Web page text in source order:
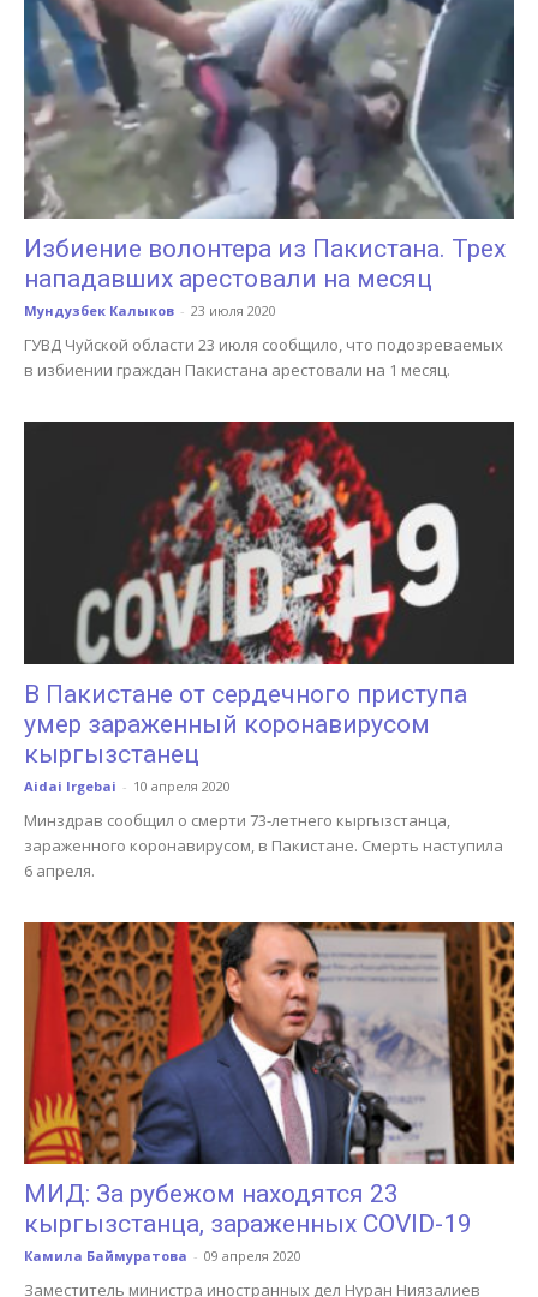
Избиение волонтера из Пакистана. Трех
нападавших арестовали на месяц
Мундузбек Калыков - 23 июля 2020
ГУВД Чуйской области 23 июля сообщило, что подозреваемых
в избиении граждан Пакистана арестовали на 1 месяц.
В Пакистане от сердечного приступа
умер зараженный коронавирусом
кыргызстанец
Aidai Irgebai - 10 апреля 2020
Минздрав сообщил о смерти 73-летнего кыргызстанца,
зараженного коронавирусом, в Пакистане. Смерть наступила
6 апреля.
МИД: За рубежом находятся 23
кыргызстанца, зараженных COVID-19
Камила Баймуратова - 09 апреля 2020
Заместитель министра иностранных дел Нуран Ниязалиев